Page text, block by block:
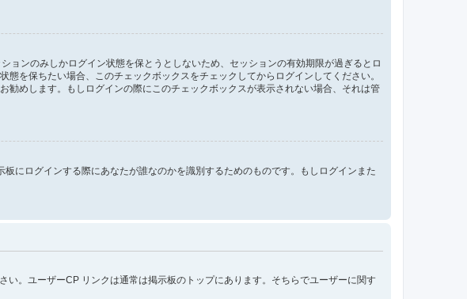
ョンのみしかログイン状態を保とうとしないため、セッションの有効期限が過ぎるとロ
を保ちたい場合、このチェックボックスをチェックしてからログインしてください。
めします。もしログインの際にこのチェックボックスが表示されない場合、それは管
にログインする際にあなたが誰なのかを識別するためのものです。もしログインまた
。ユーザーCP リンクは通常は掲示板のトップにあります。そちらでユーザーに関す